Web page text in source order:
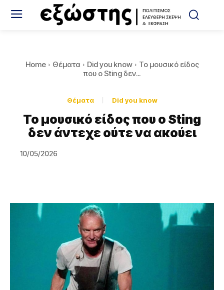
Home Θέματα Did you know
Το μουσικό είδος
που ο Sting δεν...
Θέματα Did you know
Το μουσικό είδος που ο Sting
δεν άντεχε ούτε να ακούει
10/05/2026